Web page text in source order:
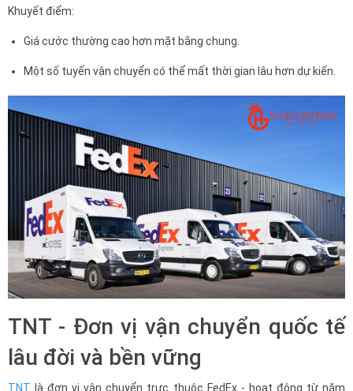
Khuyết điểm:
Giá cước thường cao hơn mặt bằng chung.
Một số tuyến vận chuyển có thể mất thời gian lâu hơn dự kiến.
TNT - Đơn vị vận chuyển quốc tế
lâu đời và bền vững
TNT là đơn vị vận chuyển trực thuộc FedEx - hoạt động từ năm